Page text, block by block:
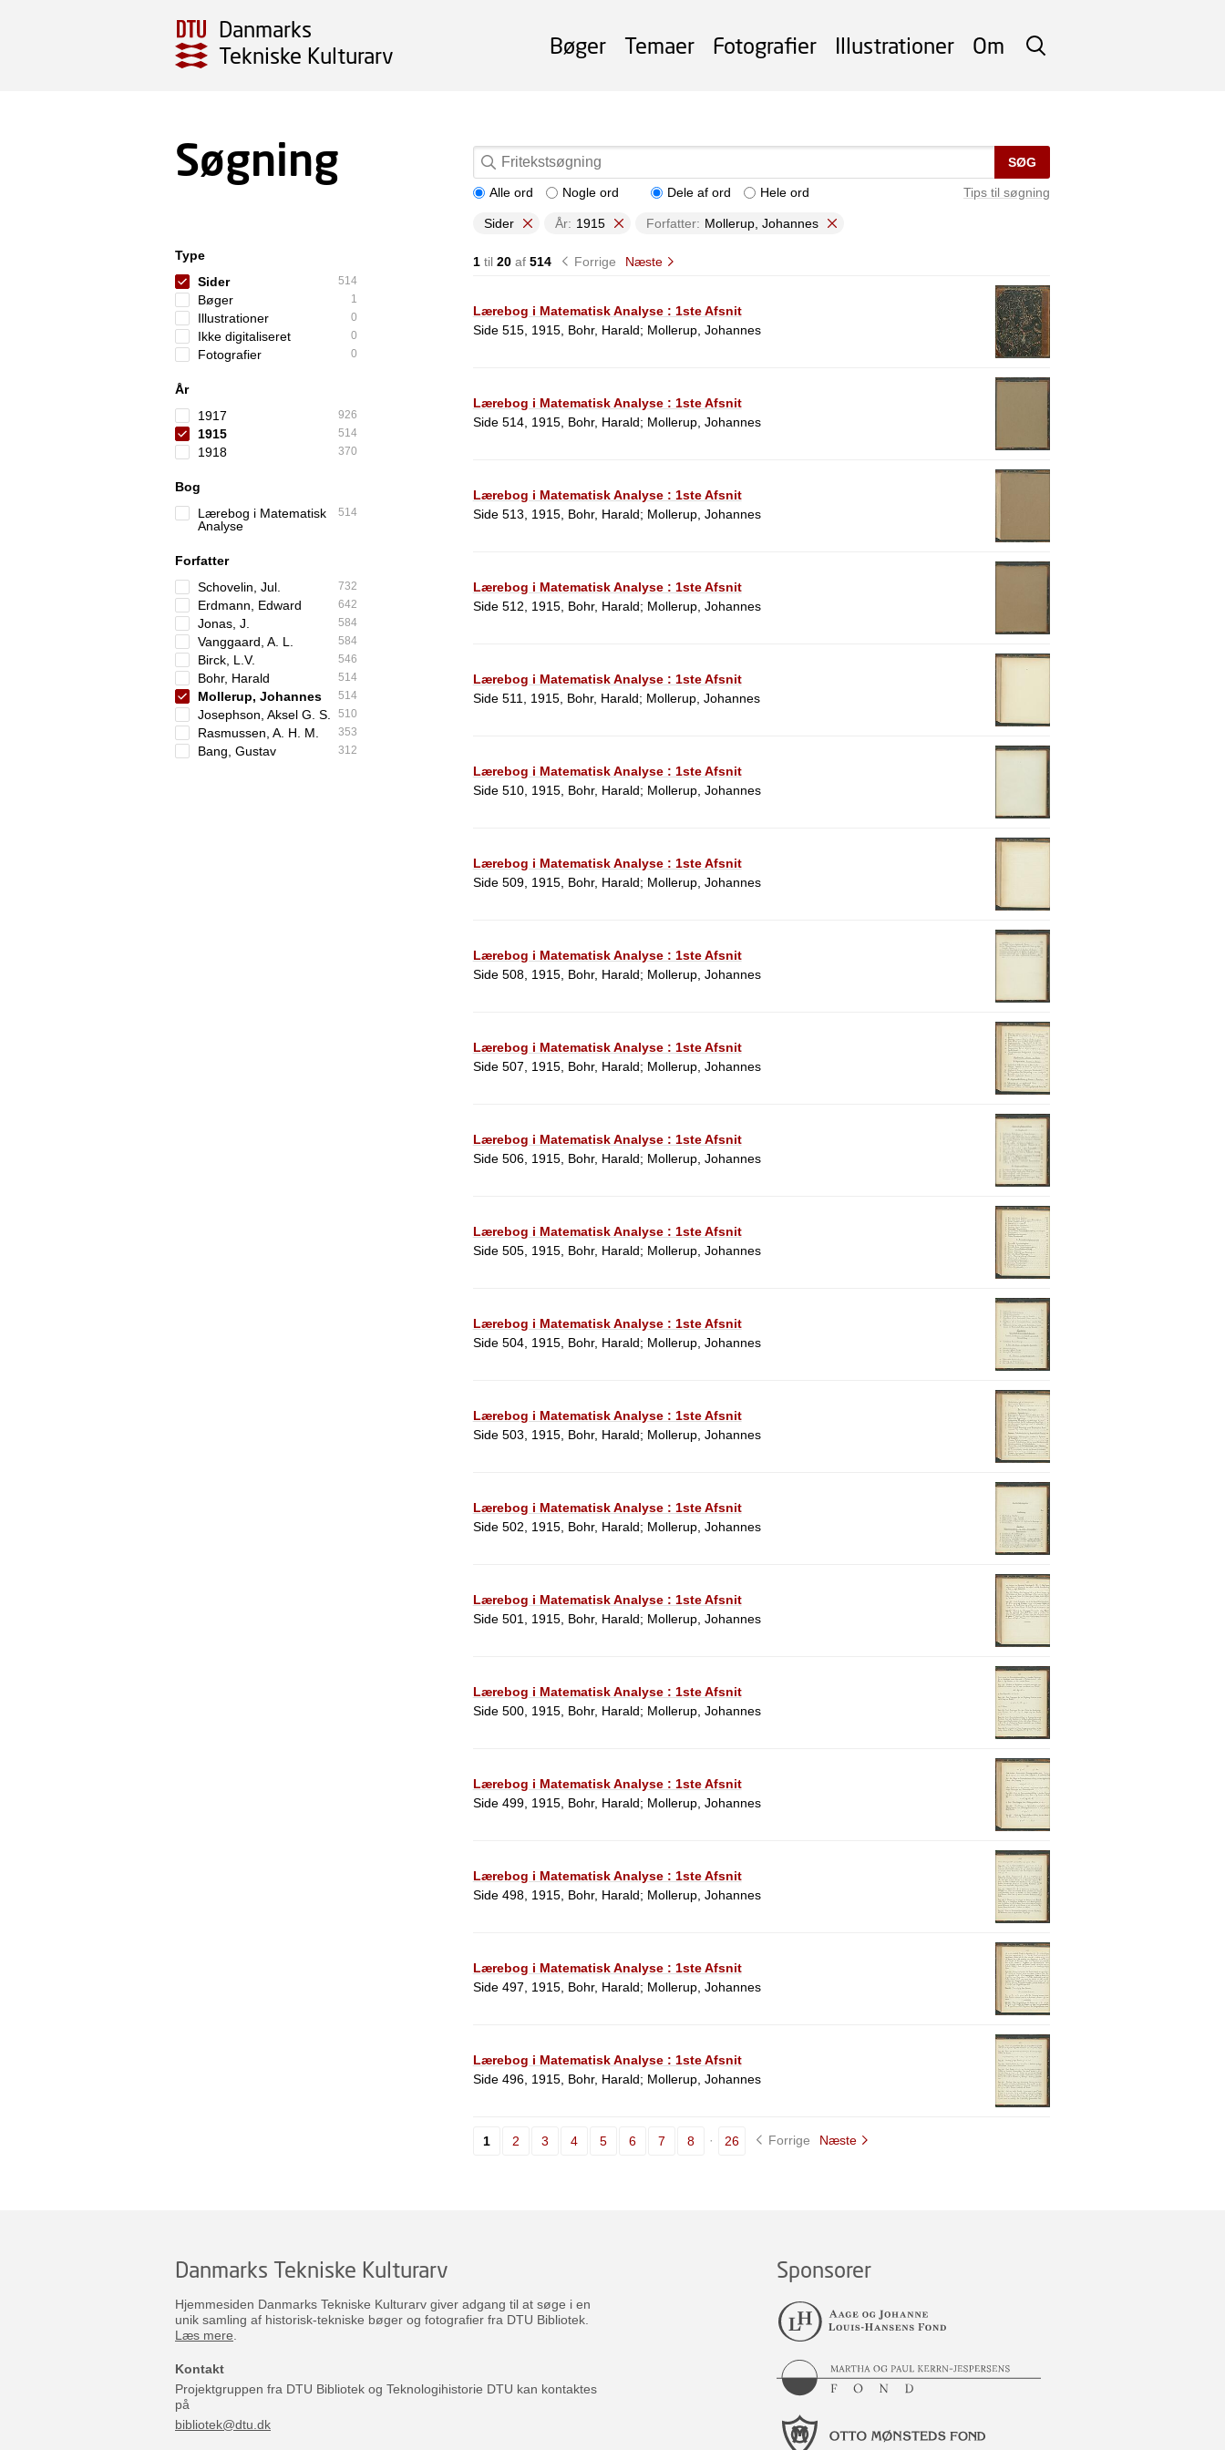
Danmarks
Tekniske Kulturarv
SØG
Bøger Temaer Fotografier Illustrationer Om
Søgning SØG
Tips til søgning
Alle ord Nogle ord Dele af ord Hele ord
Sider År: 1915 Forfatter: Mollerup, Johannes
Type
Sider
514
Bøger 1
Illustrationer 0
Ikke digitaliseret 0
Fotografier 0
År
1917
926
1915 514
1918 370
Bog
Lærebog i Matematisk
Analyse
514
Forfatter
Schovelin, Jul.
732
Erdmann, Edward 642
Jonas, J. 584
Vanggaard, A. L. 584
Birck, L.V. 546
Bohr, Harald 514
Mollerup, Johannes 514
Josephson, Aksel G. S. 510
Rasmussen, A. H. M. 353
Bang, Gustav 312
1til 20af 514 Forrige Næste
Lærebog i Matematisk Analyse : 1ste Afsnit
Side 515, 1915, Bohr, Harald; Mollerup, Johannes
Lærebog i Matematisk Analyse : 1ste Afsnit
Side 514, 1915, Bohr, Harald; Mollerup, Johannes
Lærebog i Matematisk Analyse : 1ste Afsnit
Side 513, 1915, Bohr, Harald; Mollerup, Johannes
Lærebog i Matematisk Analyse : 1ste Afsnit
Side 512, 1915, Bohr, Harald; Mollerup, Johannes
Lærebog i Matematisk Analyse : 1ste Afsnit
Side 511, 1915, Bohr, Harald; Mollerup, Johannes
Lærebog i Matematisk Analyse : 1ste Afsnit
Side 510, 1915, Bohr, Harald; Mollerup, Johannes
Lærebog i Matematisk Analyse : 1ste Afsnit
Side 509, 1915, Bohr, Harald; Mollerup, Johannes
Lærebog i Matematisk Analyse : 1ste Afsnit
Side 508, 1915, Bohr, Harald; Mollerup, Johannes
Lærebog i Matematisk Analyse : 1ste Afsnit
Side 507, 1915, Bohr, Harald; Mollerup, Johannes
Lærebog i Matematisk Analyse : 1ste Afsnit
Side 506, 1915, Bohr, Harald; Mollerup, Johannes
Lærebog i Matematisk Analyse : 1ste Afsnit
Side 505, 1915, Bohr, Harald; Mollerup, Johannes
Lærebog i Matematisk Analyse : 1ste Afsnit
Side 504, 1915, Bohr, Harald; Mollerup, Johannes
Lærebog i Matematisk Analyse : 1ste Afsnit
Side 503, 1915, Bohr, Harald; Mollerup, Johannes
Lærebog i Matematisk Analyse : 1ste Afsnit
Side 502, 1915, Bohr, Harald; Mollerup, Johannes
Lærebog i Matematisk Analyse : 1ste Afsnit
Side 501, 1915, Bohr, Harald; Mollerup, Johannes
Lærebog i Matematisk Analyse : 1ste Afsnit
Side 500, 1915, Bohr, Harald; Mollerup, Johannes
Lærebog i Matematisk Analyse : 1ste Afsnit
Side 499, 1915, Bohr, Harald; Mollerup, Johannes
Lærebog i Matematisk Analyse : 1ste Afsnit
Side 498, 1915, Bohr, Harald; Mollerup, Johannes
Lærebog i Matematisk Analyse : 1ste Afsnit
Side 497, 1915, Bohr, Harald; Mollerup, Johannes
Lærebog i Matematisk Analyse : 1ste Afsnit
Side 496, 1915, Bohr, Harald; Mollerup, Johannes
1 2 3 4 5 6 7 8 26 Forrige Næste
Danmarks Tekniske Kulturarv
Hjemmesiden Danmarks Tekniske Kulturarv giver adgang til at søge i en
unik samling af historisk-tekniske bøger og fotografier fra DTU Bibliotek.
Læs mere
Kontakt
Projektgruppen fra DTU Bibliotek og Teknologihistorie DTU kan kontaktes
på
bibliotek@dtu.dk
Sponsorer